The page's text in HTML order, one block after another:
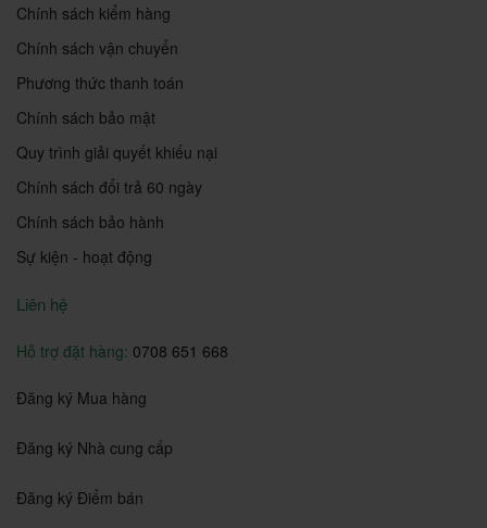
Chính sách kiểm hàng
Chính sách vận chuyển
Phương thức thanh toán
Chính sách bảo mật
Quy trình giải quyết khiếu nại
Chính sách đổi trả 60 ngày
Chính sách bảo hành
Sự kiện - hoạt động
Liên hệ
Hỗ trợ đặt hàng: 0708 651 668
Đăng ký Mua hàng
Đăng ký Nhà cung cấp
Đăng ký Điểm bán